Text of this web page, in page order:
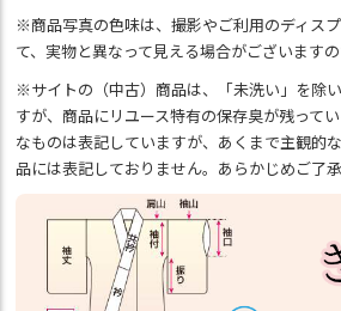
※商品写真の色味は、撮影やご利用のディス
て、実物と異なって見える場合がございますの
※サイトの（中古）商品は、「未洗い」を除
すが、商品にリユース特有の保存臭が残って
なものは表記していますが、あくまで主観的
品には表記しておりません。あらかじめご了承